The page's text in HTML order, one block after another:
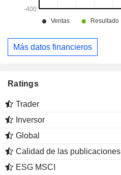
Más datos financieros
Ratings
Trader
Inversor
Global
Calidad de las publicaciones
ESG MSCI